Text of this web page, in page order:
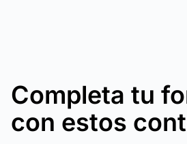
Completa tu
con estos